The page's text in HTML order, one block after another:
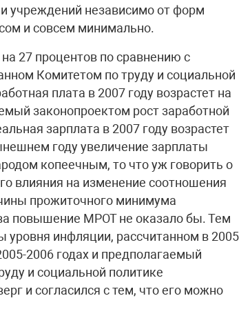
учреждений независимо от форм
и совсем минимально.
27 процентов по сравнению с
Комитетом по труду и социальной
плата в 2007 году возрастет на
законопроектом рост заработной
зарплата в 2007 году возрастет
году увеличение зарплаты
копеечным, то что уж говорить о
влияния на изменение соотношения
прожиточного минимума
повышение МРОТ не оказало бы. Тем
уровня инфляции, рассчитанном в 2005
2006 годах и предполагаемый
и социальной политике
и согласился с тем, что его можно